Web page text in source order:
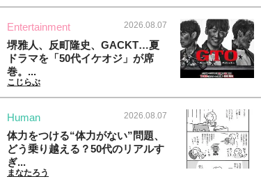
Entertainment 2026.08.07
堺雅人、反町隆史、GACKT…夏
ドラマを「50代イケオジ」が席
巻。...
こじらぶ
Human 2026.08.07
体力をつける“体力がない”問題、
どう乗り越える？50代のリアルす
ぎ...
まなたろう